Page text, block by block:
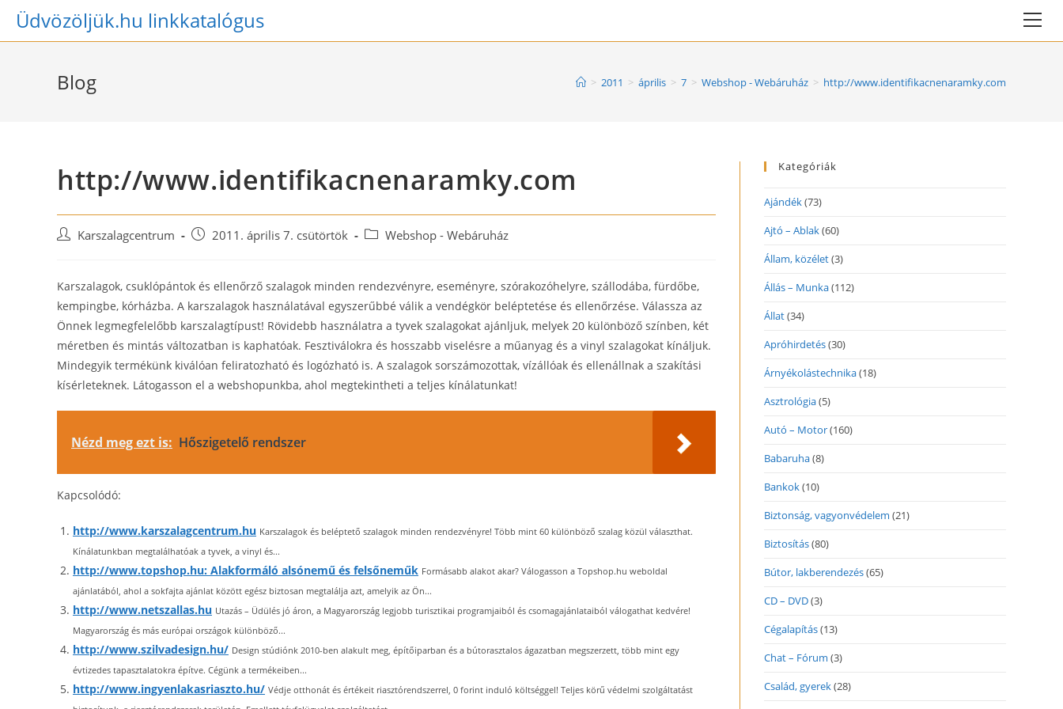
SkipÜdvözöljük.hu linkkatalógus
Blog > 2011 > április > 7 > Webshop - Webáruház > http://www.identifikacnenaramky.com
http://www.identifikacnenaramky.com
Post Karszalagcentrum
Post 2011. április 7. csütörtök
PostWebshop - Webáruház
Karszalagok, csuklópántok és ellenőrző szalagok minden rendezvényre, eseményre, szórakozóhelyre, szállodába, fürdőbe,
kempingbe, kórházba. A karszalagok használatával egyszerűbbé válik a vendégkör beléptetése és ellenőrzése. Válassza az
Önnek legmegfelelőbb karszalagtípust! Rövidebb használatra a tyvek szalagokat ajánljuk, melyek 20 különböző színben, két
méretben és mintás változatban is kaphatóak. Fesztiválokra és hosszabb viselésre a műanyag és a vinyl szalagokat kínáljuk.
Mindegyik termékünk kiválóan feliratozható és logózható is. A szalagok sorszámozottak, vízállóak és ellenállnak a szakítási
kísérleteknek. Látogasson el a webshopunkba, ahol megtekintheti a teljes kínálatunkat!
Nézd meg ezt is: Hőszigetelő rendszer
Kapcsolódó:
http://www.karszalagcentrum.hu Karszalagok és beléptető szalagok minden rendezvényre! Több mint 60 különböző szalag közül választhat.
Kínálatunkban megtalálhatóak a tyvek, a vinyl és...
http://www.topshop.hu: Alakformáló alsónemű és felsőneműk Formásabb alakot akar? Válogasson a Topshop.hu weboldal
ajánlatából, ahol a sokfajta ajánlat között egész biztosan megtalálja azt, amelyik az Ön...
http://www.netszallas.hu Utazás – Üdülés jó áron, a Magyarország legjobb turisztikai programjaiból és csomagajánlataiból válogathat kedvére!
Magyarország és más európai országok különböző...
http://www.szilvadesign.hu/ Design stúdiónk 2010-ben alakult meg, építőiparban és a bútorasztalos ágazatban megszerzett, több mint egy
évtizedes tapasztalatokra építve. Cégünk a termékeiben...
http://www.ingyenlakasriaszto.hu/ Védje otthonát és értékeit riasztórendszerrel, 0 forint induló költséggel! Teljes körű védelmi szolgáltatást
Kategóriák
Ajándék(73)
Ajtó – Ablak(60)
Állam, közélet(3)
Állás – Munka(112)
Állat(34)
Apróhirdetés(30)
Árnyékolástechnika(18)
Asztrológia(5)
Autó – Motor(160)
Babaruha(8)
Bankok(10)
Biztonság, vagyonvédelem (21)
Biztosítás(80)
Bútor, lakberendezés(65)
CD – DVD(3)
Cégalapítás(13)
Chat – Fórum (3)
Család, gyerek(28)